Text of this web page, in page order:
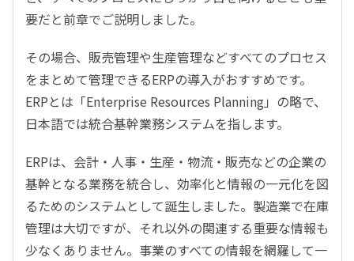
要だと前章でご説明しました。
その場合、販売管理や生産管理などすべてのプロセス
をまとめて管理できるERPの導入がおすすめです。
ERPとは「Enterprise Resources Planning」の略で、
日本語では統合基幹業務システムを指します。
ERPは、会計・人事・生産・物流・販売などの企業の
基幹となる業務を統合し、効率化と情報の一元化を図
るためのシステムとして誕生しました。製造業で在庫
管理は大切ですが、それ以外の関連する重要な情報も
少なくありません。事業のすべての情報を網羅して一